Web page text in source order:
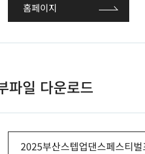
홈페이지
파일 다운로드
2025부산스텝업댄스페스티